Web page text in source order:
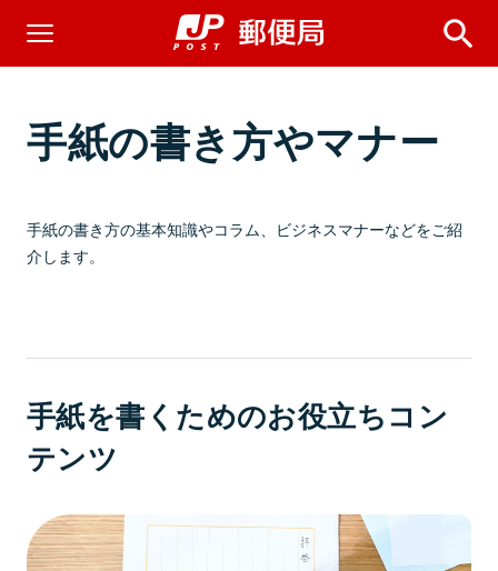
手紙の書き方やマナー
手紙の書き方の基本知識やコラム、ビジネスマナーなどをご紹
介します。
手紙を書くためのお役立ちコン
テンツ